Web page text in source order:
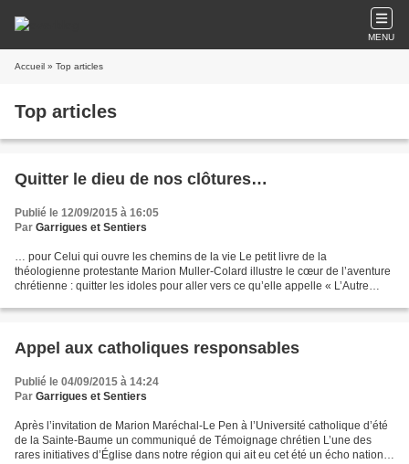
MENU
Accueil » Top articles
Top articles
Quitter le dieu de nos clôtures…
Publié le 12/09/2015 à 16:05
Par Garrigues et Sentiers
… pour Celui qui ouvre les chemins de la vie Le petit livre de la
théologienne protestante Marion Muller-Colard illustre le cœur de l’aventure
chrétienne : quitter les idoles pour aller vers ce qu’elle appelle « L’Autre
Appel aux catholiques responsables
Publié le 04/09/2015 à 14:24
Par Garrigues et Sentiers
Après l’invitation de Marion Maréchal-Le Pen à l’Université catholique d’été
de la Sainte-Baume un communiqué de Témoignage chrétien L’une des
rares initiatives d’Église dans notre région qui ait eu cet été un écho national